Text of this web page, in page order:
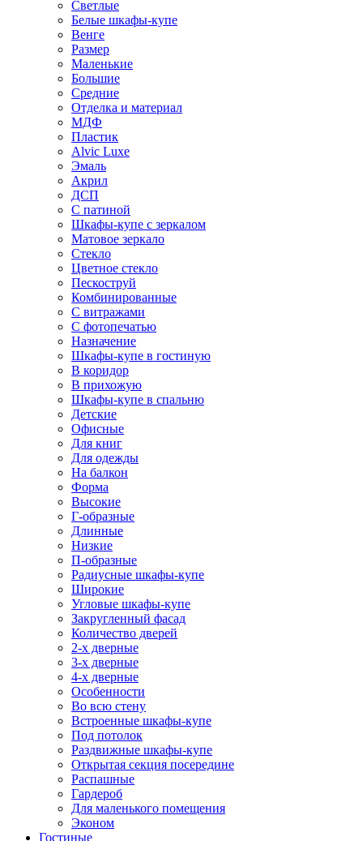
Светлые
Белые шкафы-купе
Венге
Размер
Маленькие
Большие
Средние
Отделка и материал
МДФ
Пластик
Alvic Luxe
Эмаль
Акрил
ДСП
С патиной
Шкафы-купе с зеркалом
Матовое зеркало
Стекло
Цветное стекло
Пескоструй
Комбинированные
С витражами
С фотопечатью
Назначение
Шкафы-купе в гостиную
В коридор
В прихожую
Шкафы-купе в спальню
Детские
Офисные
Для книг
Для одежды
На балкон
Форма
Высокие
Г-образные
Длинные
Низкие
П-образные
Радиусные шкафы-купе
Широкие
Угловые шкафы-купе
Закругленный фасад
Количество дверей
2-х дверные
3-х дверные
4-х дверные
Особенности
Во всю стену
Встроенные шкафы-купе
Под потолок
Раздвижные шкафы-купе
Открытая секция посередине
Распашные
Гардероб
Для маленького помещения
Эконом
Гостиные